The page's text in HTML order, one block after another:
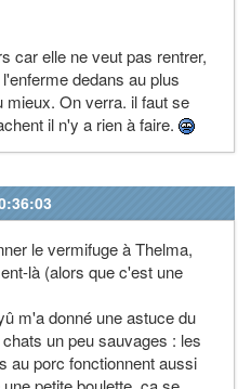
car elle ne veut pas rentrer,
dedans au plus
mieux. On verra. il faut se
il n'y a rien à faire.
le vermifuge à Thelma,
là (alors que c'est une
m'a donné une astuce du
un peu sauvages : les
au porc fonctionnent aussi